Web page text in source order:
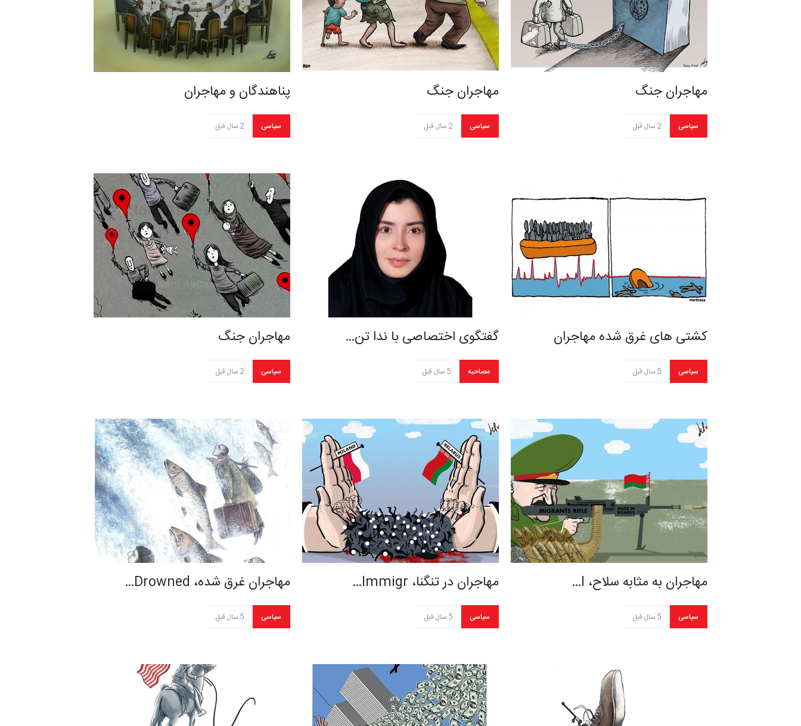
پناهندگان و مهاجران
سیاسی 2 سال قبل
مهاجران جنگ
سیاسی 2 سال قبل
مهاجران جنگ
سیاسی 2 سال قبل
مهاجران جنگ
سیاسی 2 سال قبل
گفتگوی اختصاصی با ندا تن…
مصاحبه 5 سال قبل
کشتی های غرق شده مهاجران
سیاسی 5 سال قبل
مهاجران غرق شده، Drowned…
سیاسی 5 سال قبل
مهاجران در تنگنا، Immigr…
سیاسی 5 سال قبل
مهاجران به مثابه سلاح، I…
سیاسی 5 سال قبل